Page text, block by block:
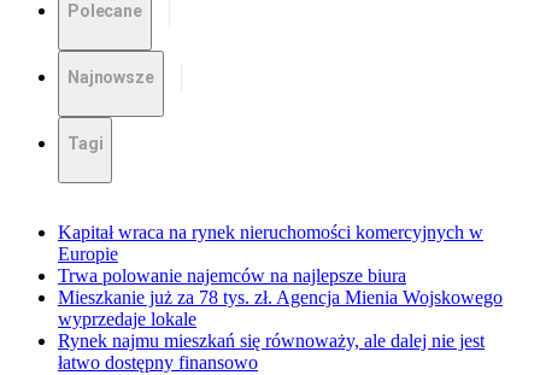
Polecane
Najnowsze
Tagi
Kapitał wraca na rynek nieruchomości komercyjnych w
Europie
Trwa polowanie najemców na najlepsze biura
Mieszkanie już za 78 tys. zł. Agencja Mienia Wojskowego
wyprzedaje lokale
Rynek najmu mieszkań się równoważy, ale dalej nie jest
łatwo dostępny finansowo